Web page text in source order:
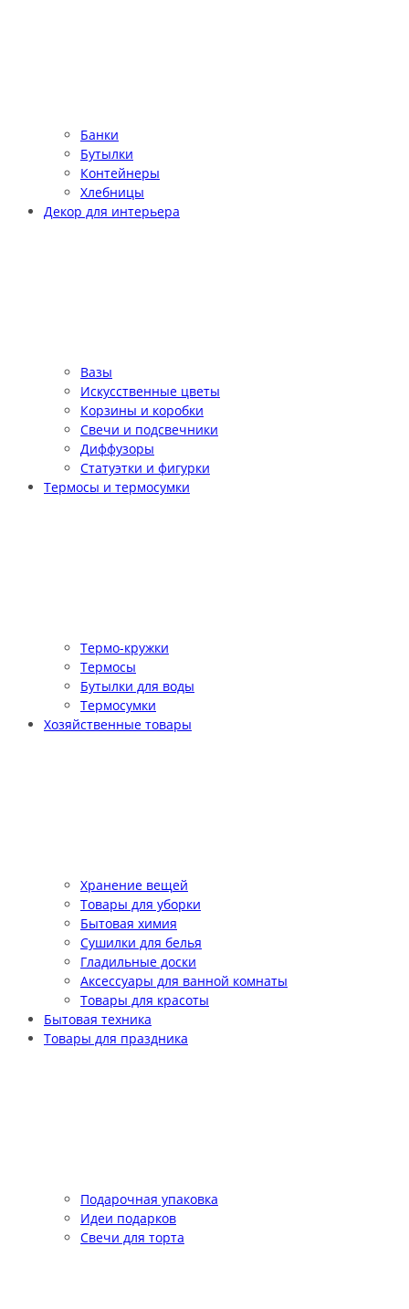
Банки
Бутылки
Контейнеры
Хлебницы
Декор для интерьера
Вазы
Искусственные цветы
Корзины и коробки
Свечи и подсвечники
Диффузоры
Статуэтки и фигурки
Термосы и термосумки
Термо-кружки
Термосы
Бутылки для воды
Термосумки
Хозяйственные товары
Хранение вещей
Товары для уборки
Бытовая химия
Сушилки для белья
Гладильные доски
Аксессуары для ванной комнаты
Товары для красоты
Бытовая техника
Товары для праздника
Подарочная упаковка
Идеи подарков
Свечи для торта